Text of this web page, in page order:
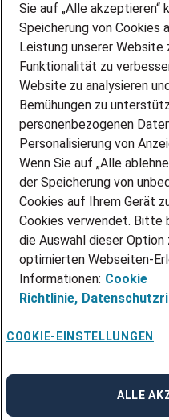
DEINE LEBENSSITUATION
PARTNERSHIP WITH AIRBUS
INITIATIV BEWERBEN
ÜBER UNS
STANDORTE
BLOG
PRESSE
KONTAKT
@Adecco 2026
IMPRESSUM
DATENSCHUTZ
NUTZUNGSBEDINGUNGEN
COOKIE-RICHTLINIEN
BESCHWERDESTELLE
Sie auf „Alle akzeptieren“
Speicherung von Cookies
Leistung unserer Website
Funktionalität zu
Website zu analysieren
Bemühungen zu
personenbezogenen
Personalisierung von
Wenn Sie auf „Alle
der Speicherung von
Cookies auf Ihrem Gerät
Cookies verwendet. Bitte
die Auswahl dieser Option
optimierten Webseiten-
Informationen: Cookie
Richtlinie,
COOKIE-EINSTELLUNGEN
ALLE